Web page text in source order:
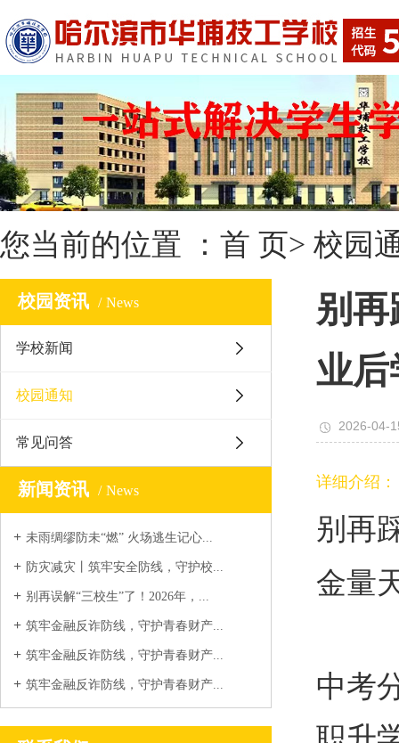
您当前的位置 ： 首 页> 校园
校园资讯 News
学校新闻
校园通知
常见问答
新闻资讯 News
未雨绸缪防未“燃” 火场逃生记心...
防灾减灾丨筑牢安全防线，守护校...
别再误解“三校生”了！2026年，...
筑牢金融反诈防线，守护青春财产...
筑牢金融反诈防线，守护青春财产...
筑牢金融反诈防线，守护青春财产...
别再
业后
2026-04-
详细介绍：
别再
金量
中考